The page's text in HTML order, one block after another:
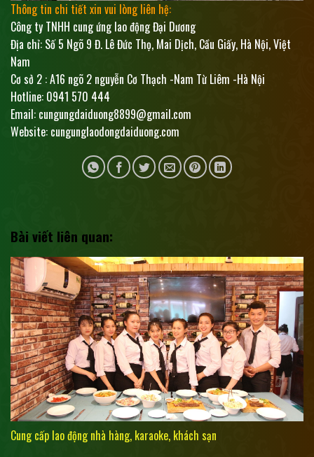
Thông tin chi tiết xin vui lòng liên hệ:
Công ty TNHH cung ứng lao động Đại Dương
Địa chỉ: Số 5 Ngõ 9 Đ. Lê Đức Thọ, Mai Dịch, Cầu Giấy, Hà Nội, Việt
Nam
Cơ sở 2 : A16 ngõ 2 nguyễn Cơ Thạch -Nam Từ Liêm -Hà Nội
Hotline: 0941 570 444
Email: cungungdaiduong8899@gmail.com
Website: cungunglaodongdaiduong.com
Bài viết liên quan:
Cung cấp lao động nhà hàng, karaoke, khách sạn